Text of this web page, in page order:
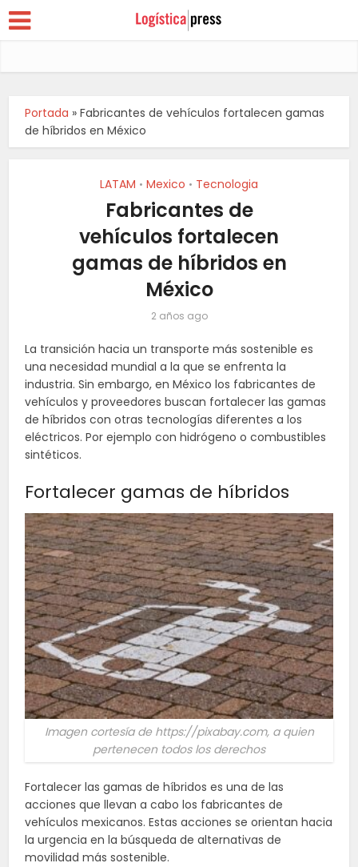
Portada »Fabricantes de vehículos fortalecen gamas
de híbridos en México
LATAM • Mexico • Tecnologia
Fabricantes de
vehículos fortalecen
gamas de híbridos en
México
2 años ago
La transición hacia un transporte más sostenible es
una necesidad mundial a la que se enfrenta la
industria. Sin embargo, en México los fabricantes de
vehículos y proveedores buscan fortalecer las gamas
de híbridos con otras tecnologías diferentes a los
eléctricos. Por ejemplo con hidrógeno o combustibles
sintéticos.
Fortalecer gamas de híbridos
Imagen cortesía de https://pixabay.com, a quien
pertenecen todos los derechos
Fortalecer las gamas de híbridos es una de las
acciones que llevan a cabo los fabricantes de
vehículos mexicanos. Estas acciones se orientan hacia
la urgencia en la búsqueda de alternativas de
movilidad más sostenible.